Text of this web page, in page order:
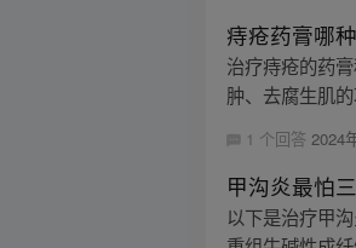
痔疮药膏哪
治疗痔疮的药
肿、去腐生肌
1 个回答 2024
甲沟炎最怕
以下是治疗甲